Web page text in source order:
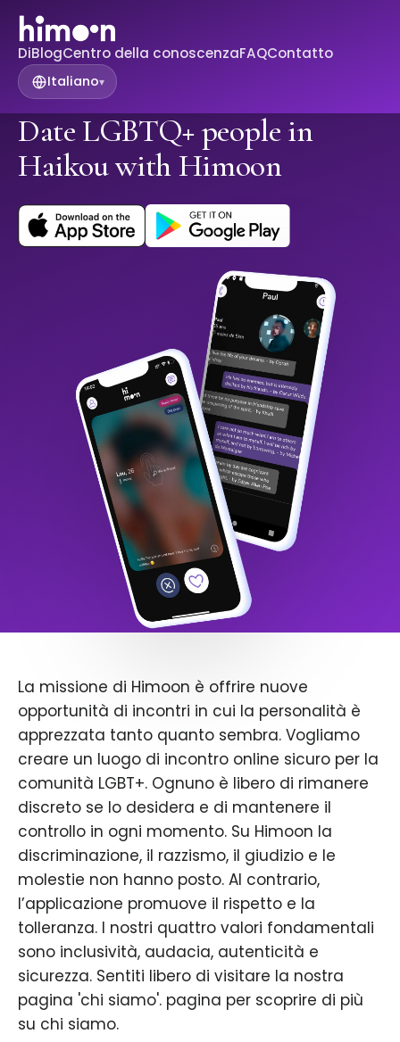
DiBlogCentro della conoscenzaFAQContatto
Italiano▾
Date LGBTQ+ people in
Haikou with Himoon
La missione di Himoon è offrire nuove
opportunità di incontri in cui la personalità è
apprezzata tanto quanto sembra. Vogliamo
creare un luogo di incontro online sicuro per la
comunità LGBT+. Ognuno è libero di rimanere
discreto se lo desidera e di mantenere il
controllo in ogni momento. Su Himoon la
discriminazione, il razzismo, il giudizio e le
molestie non hanno posto. Al contrario,
l’applicazione promuove il rispetto e la
tolleranza. I nostri quattro valori fondamentali
sono inclusività, audacia, autenticità e
sicurezza. Sentiti libero di visitare la nostra
pagina 'chi siamo'. pagina per scoprire di più
su chi siamo.